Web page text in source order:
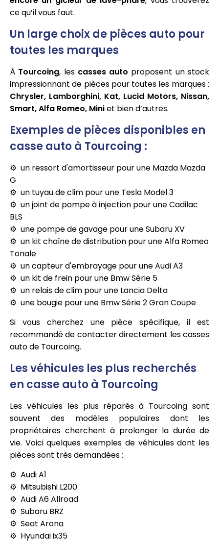
ce qu’il vous faut.
Un large choix de pièces auto pour
toutes les marques
À Tourcoing, les casses auto proposent un stock
impressionnant de pièces pour toutes les marques :
Chrysler, Lamborghini, Kat, Lucid Motors, Nissan,
Smart, Alfa Romeo, Miniet bien d’autres.
Exemples de pièces disponibles en
casse auto à Tourcoing :
un ressort d'amortisseur pour une Mazda Mazda
G
un tuyau de clim pour une Tesla Model 3
un joint de pompe à injection pour une Cadilac
BLS
une pompe de gavage pour une Subaru XV
un kit chaîne de distribution pour une Alfa Romeo
Tonale
un capteur d'embrayage pour une Audi A3
un kit de frein pour une Bmw Série 5
un relais de clim pour une Lancia Delta
une bougie pour une Bmw Série 2 Gran Coupe
Si vous cherchez une pièce spécifique, il est
recommandé de contacter directement les casses
auto de Tourcoing.
Les véhicules les plus recherchés
en casse auto à Tourcoing
Les véhicules les plus réparés à Tourcoing sont
souvent des modèles populaires dont les
propriétaires cherchent à prolonger la durée de
vie. Voici quelques exemples de véhicules dont les
pièces sont très demandées :
Audi A1
Mitsubishi L200
Audi A6 Allroad
Subaru BRZ
Seat Arona
Hyundai ix35